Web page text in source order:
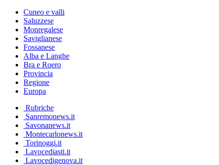
Cuneo e valli
Saluzzese
Monregalese
Saviglianese
Fossanese
Alba e Langhe
Bra e Roero
Provincia
Regione
Europa
Rubriche
Sanremonews.it
Savonanews.it
Montecarlonews.it
Torinoggi.it
Lavocediasti.it
Lavocedigenova.it